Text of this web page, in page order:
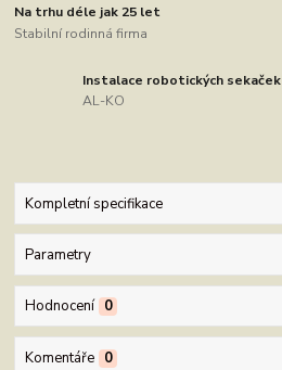
Na trhu déle jak 25 let
Stabilní rodinná firma
Instalace robotických sekaček
AL-KO
Kompletní specifikace
Parametry
Hodnocení 0
Komentáře 0